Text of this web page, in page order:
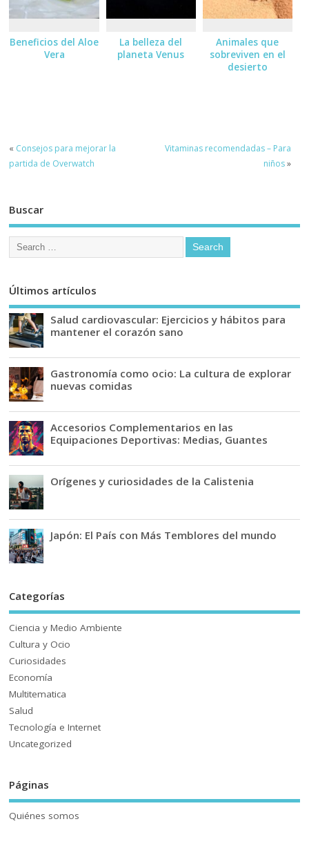
Beneficios del Aloe
Vera
La belleza del
planeta Venus
Animales que
sobreviven en el
desierto
« Consejos para mejorar la
partida de Overwatch
Vitaminas recomendadas – Para
niños»
Buscar
Últimos artículos
Salud cardiovascular: Ejercicios y hábitos para
mantener el corazón sano
Gastronomía como ocio: La cultura de explorar
nuevas comidas
Accesorios Complementarios en las
Equipaciones Deportivas: Medias, Guantes
Orígenes y curiosidades de la Calistenia
Japón: El País con Más Temblores del mundo
Categorías
Ciencia y Medio Ambiente
Cultura y Ocio
Curiosidades
Economía
Multitematica
Salud
Tecnología e Internet
Uncategorized
Páginas
Quiénes somos